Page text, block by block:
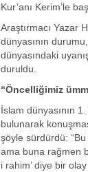
Kur’anı Kerim’le
Araştırmacı Yazar
dünyasının
dünyasındaki
duruldu.
“Öncelliğimiz
İslam dünyasının
bulunarak
şöyle sürdürdü:
ama buna rağmen
i rahim’ diye bir